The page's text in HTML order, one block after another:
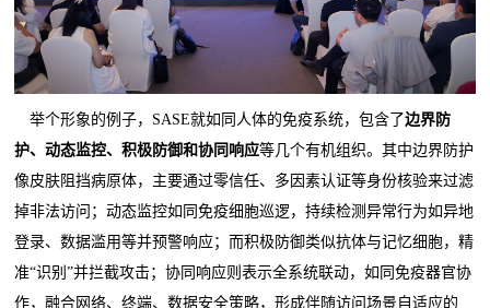
举个形象的例子，SASE就如同人体的免疫系统，包含了边界防
护、动态监控、积极防御和协同响应等几个有机组织。其中边界防护
像皮肤阻挡病原体，主要通过零信任、多因素认证等身份核验来过滤
掉非法访问；动态监控如同免疫细胞巡逻，持续检测异常行为如异地
登录、数据滥用等并预警响应；而积极防御类似抗体与记忆细胞，精
准“识别”并拦截攻击；协同响应则表示全系统联动，如同免疫器官协
作，融合网络、终端、数据安全策略，形成伴随访问场景自适应的